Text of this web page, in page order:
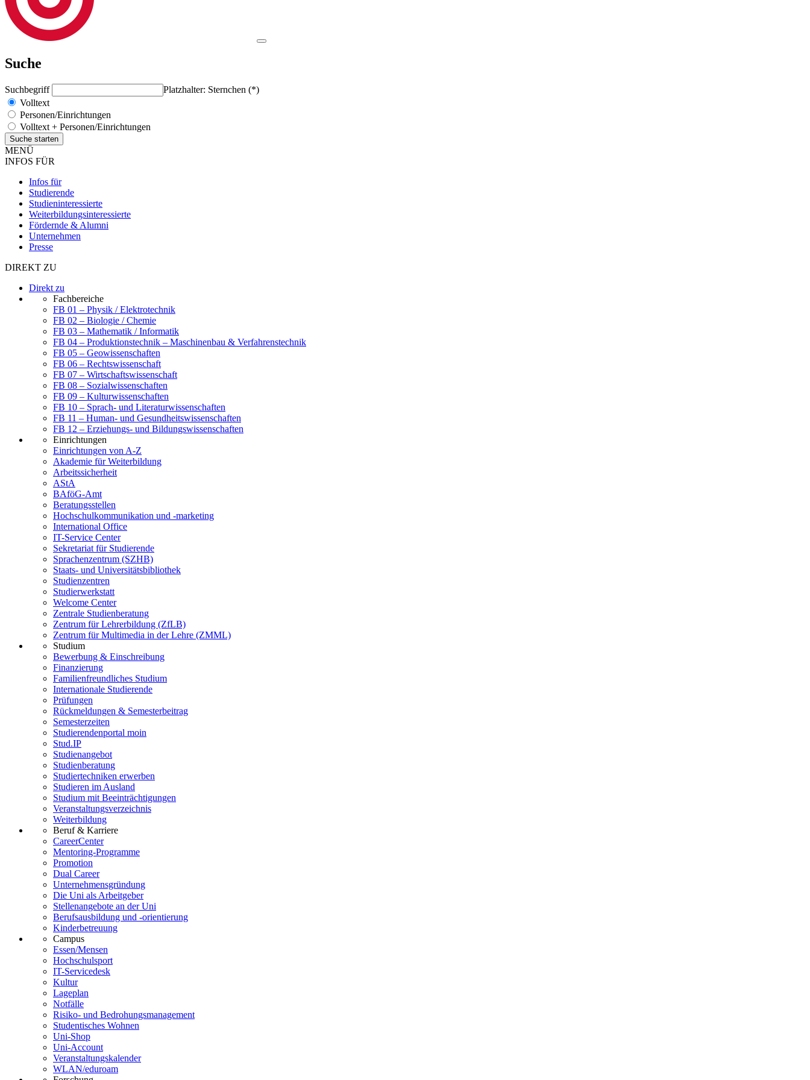
Suche
Suchbegriff
Platzhalter: Sternchen (*)
Volltext
Personen/Einrichtungen
Volltext + Personen/Einrichtungen
MENÜ
INFOS FÜR
Infos für
Studierende
Studieninteressierte
Weiterbildungsinteressierte
Fördernde & Alumni
Unternehmen
Presse
DIREKT ZU
Direkt zu
Fachbereiche
FB 01 – Physik / Elektrotechnik
FB 02 – Biologie / Chemie
FB 03 – Mathematik / Informatik
FB 04 – Produktionstechnik – Maschinenbau & Verfahrenstechnik
FB 05 – Geowissenschaften
FB 06 – Rechtswissenschaft
FB 07 – Wirtschaftswissenschaft
FB 08 – Sozialwissenschaften
FB 09 – Kulturwissenschaften
FB 10 – Sprach- und Literaturwissenschaften
FB 11 – Human- und Gesundheitswissenschaften
FB 12 – Erziehungs- und Bildungswissenschaften
Einrichtungen
Einrichtungen von A-Z
Akademie für Weiterbildung
Arbeitssicherheit
AStA
BAföG-Amt
Beratungsstellen
Hochschulkommunikation und -marketing
International Office
IT-Service Center
Sekretariat für Studierende
Sprachenzentrum (SZHB)
Staats- und Universitätsbibliothek
Studienzentren
Studierwerkstatt
Welcome Center
Zentrale Studienberatung
Zentrum für Lehrerbildung (ZfLB)
Zentrum für Multimedia in der Lehre (ZMML)
Studium
Bewerbung & Einschreibung
Finanzierung
Familienfreundliches Studium
Internationale Studierende
Prüfungen
Rückmeldungen & Semesterbeitrag
Semesterzeiten
Studierendenportal moin
Stud.IP
Studienangebot
Studienberatung
Studiertechniken erwerben
Studieren im Ausland
Studium mit Beeinträchtigungen
Veranstaltungsverzeichnis
Weiterbildung
Beruf & Karriere
CareerCenter
Mentoring-Programme
Promotion
Dual Career
Unternehmensgründung
Die Uni als Arbeitgeber
Stellenangebote an der Uni
Berufsausbildung und -orientierung
Kinderbetreuung
Campus
Essen/Mensen
Hochschulsport
IT-Servicedesk
Kultur
Lageplan
Notfälle
Risiko- und Bedrohungsmanagement
Studentisches Wohnen
Uni-Shop
Uni-Account
Veranstaltungskalender
WLAN/eduroam